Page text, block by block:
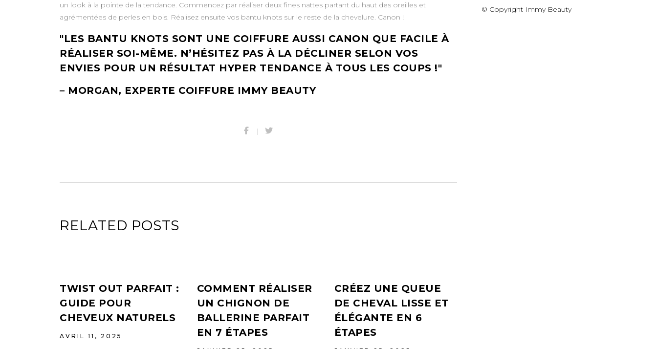
un look à la pointe de la tendance. Commencez par réaliser deux fines nattes partant du haut des oreilles et
agrémentées de perles en bois. Réalisez ensuite vos bantu knots sur le reste de la chevelure. Canon !
LES BANTU KNOTS SONT UNE COIFFURE AUSSI CANON QUE FACILE À
RÉALISER SOI-MÊME. N’HÉSITEZ PAS À LA DÉCLINER SELON VOS
ENVIES POUR UN RÉSULTAT HYPER TENDANCE À TOUS LES COUPS !
– MORGAN, EXPERTE COIFFURE IMMY BEAUTY
RELATED POSTS
TWIST OUT PARFAIT :
GUIDE POUR
CHEVEUX NATURELS
AVRIL 11, 2025
COMMENT RÉALISER
UN CHIGNON DE
BALLERINE PARFAIT
EN 7 ÉTAPES
CRÉEZ UNE QUEUE
DE CHEVAL LISSE ET
ÉLÉGANTE EN 6
ÉTAPES
© Copyright Immy Beauty